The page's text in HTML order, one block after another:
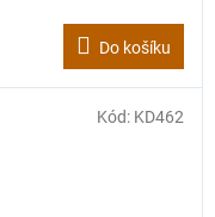
Do košíku
Kód: KD462